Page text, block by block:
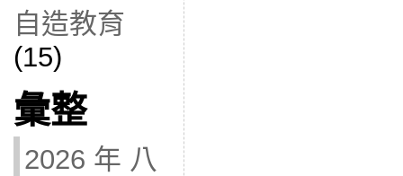
自造教育
(15)
彙整
2026 年 八